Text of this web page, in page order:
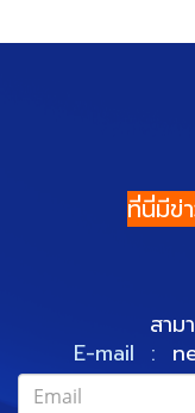
ที่นี่มีข่
สาม
E-mail :